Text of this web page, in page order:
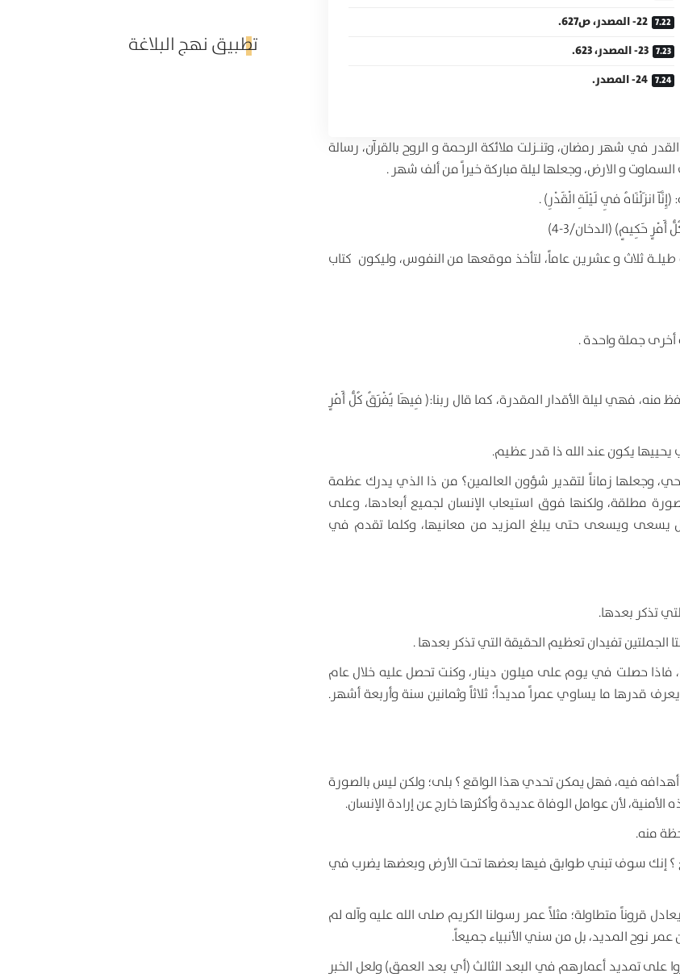
22- المصدر، ص627.
23- المصدر، 623.
24- المصدر.
في شهر رمضان، وتنـزلت ملائكة الرحمة و الروح بالقرآن، رسالة
و الارض، وجعلها ليلة مباركة خيراً من ألف شهر .
انزَلْنَاهُ فِي لَيْلَةِ الْقَدْرِ) .
حَكِيمٍ) (الدخان/3-4)
ثلاث و عشرين عاماً، لتأخذ موقعها من النفوس، وليكون كتاب
أخرى جملة واحدة .
منه، فهي ليلة الأقدار المقدرة، كما قال ربنا:( فِيهَا يُفْرَقُ كُلُّ أَمْرٍ
يحييها يكون عند الله ذا قدر عظيم.
وجعلها زماناً لتقدير شؤون العالمين؟ من ذا الذي يدرك عظمة
مطلقة، ولكنها فوق استيعاب الإنسان لجميع أبعادها، وعلى
بل يسعى ويسعى حتى يبلغ المزيد من معانيها، وكلما تقدم في
تذكر بعدها.
الجملتين تفيدان تعظيم الحقيقة التي تذكر بعدها .
فاذا حصلت في يوم على ميلون دينار، وكنت تحصل عليه خلال عام
قدرها ما يساوي عمراً مديداً؛ ثلاثاً وثمانين سنة وأربعة أشهر.
أهدافه فيه، فهل يمكن تحدي هذا الواقع ؟ بلى؛ ولكن ليس بالصورة
لأن عوامل الوفاة عديدة وأكثرها خارج عن إرادة الإنسان.
منه.
إنك سوف تبني طوابق فيها بعضها تحت الأرض وبعضها يضرب في
متطاولة؛ مثلاً عمر رسولنا الكريم صلى الله عليه وآله لم
عمر نوح المديد، بل من سني الأنبياء جميعاً.
على تمديد أعمارهم في البعد الثالث (أي بعد العمق) ولعل الخبر
تطبيق نهج البلاغة